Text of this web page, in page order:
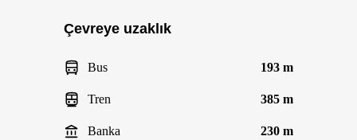
Çevreye uzaklık
Bus 193 m
Tren 385 m
Banka 230 m